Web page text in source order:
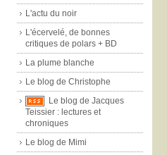
L'actu du noir
L'écervelé, de bonnes
critiques de polars + BD
La plume blanche
Le blog de Christophe
Le blog de Jacques
Teissier : lectures et
chroniques
Le blog de Mimi